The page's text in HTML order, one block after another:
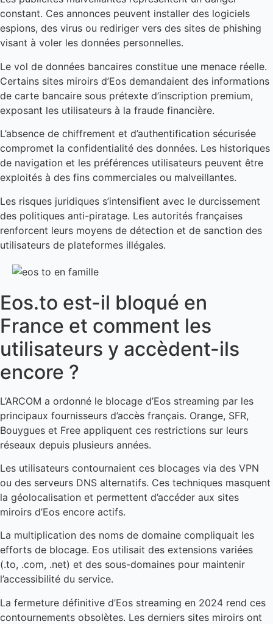
constant. Ces annonces peuvent installer des logiciels
espions, des virus ou rediriger vers des sites de phishing
visant à voler les données personnelles.
Le vol de données bancaires constitue une menace réelle.
Certains sites miroirs d’Eos demandaient des informations
de carte bancaire sous prétexte d’inscription premium,
exposant les utilisateurs à la fraude financière.
L’absence de chiffrement et d’authentification sécurisée
compromet la confidentialité des données. Les historiques
de navigation et les préférences utilisateurs peuvent être
exploités à des fins commerciales ou malveillantes.
Les risques juridiques s’intensifient avec le durcissement
des politiques anti-piratage. Les autorités françaises
renforcent leurs moyens de détection et de sanction des
utilisateurs de plateformes illégales.
Eos.to est-il bloqué en
France et comment les
utilisateurs y accèdent-ils
encore ?
L’ARCOM a ordonné le blocage d’Eos streaming par les
principaux fournisseurs d’accès français. Orange, SFR,
Bouygues et Free appliquent ces restrictions sur leurs
réseaux depuis plusieurs années.
Les utilisateurs contournaient ces blocages via des VPN
ou des serveurs DNS alternatifs. Ces techniques masquent
la géolocalisation et permettent d’accéder aux sites
miroirs d’Eos encore actifs.
La multiplication des noms de domaine compliquait les
efforts de blocage. Eos utilisait des extensions variées
(.to, .com, .net) et des sous-domaines pour maintenir
l’accessibilité du service.
La fermeture définitive d’Eos streaming en 2024 rend ces
contournements obsolètes. Les derniers sites miroirs ont